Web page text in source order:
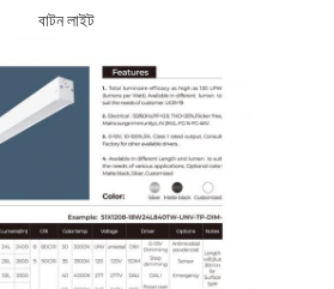
বাটন লাইট